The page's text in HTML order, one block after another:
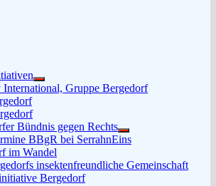
Untermenü
anzeigen
International, Gruppe Bergedorf
Bündnis gegen Rechts
Untermenü
anzeigen
BBgR bei SerrahnEins
im Wandel
insektenfreundliche Gemeinschaft
Bergedorf